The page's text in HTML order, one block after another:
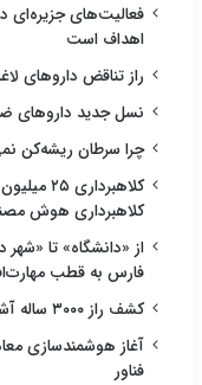
فعالیت‌های جزیره‌ای
اهداف است
راز تناقض داروهای
نسل جدید داروهای
چرا سرطان ریشه‌کن
کلاهبرداری هوش
از «دانشگاه» تا «شهر
فارس به قطب
کشف راز ۳۰۰۰ ساله آشوریان
آغاز هوشمندسازی
فناور